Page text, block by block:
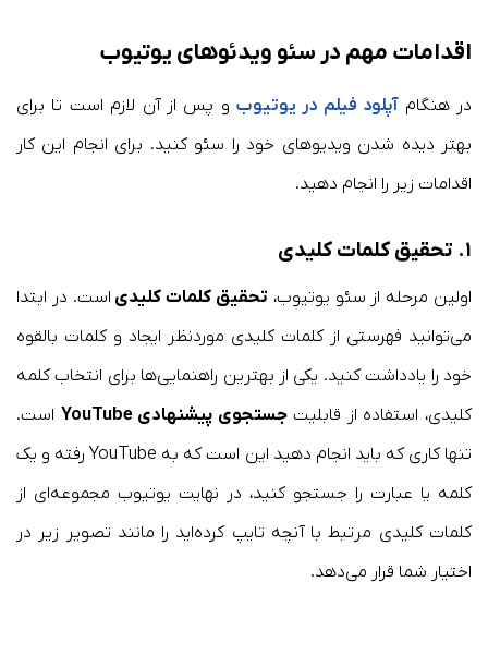
اقدامات مهم در سئو ویدئوهای یوتیوب
در هنگامآپلود فیلم در یوتیوبو پس از آن لازم است تا برای
بهتر دیده شدن ویدیوهای خود را سئو کنید. برای انجام این کار
اقدامات زیر را انجام دهید.
۱. تحقیق کلمات کلید ی
اولین مرحله از سئو یوتیوب، تحقیق کلمات کلیدی است. در ابتدا
می‌توانید فهرستی از کلمات کلیدی موردنظر ایجاد و کلمات بالقوه
خود را یادداشت کنید. یکی از بهترین راهنمایی‌‌ها برای انتخاب کلمه
کلیدی، استفاده از قابلیتجستجوی پیشنهادی YouTube
است.
تنها کاری که باید انجام دهید این است که به YouTube رفته و یک
کلمه یا عبارت را جستجو کنید، در نهایت یوتیوب مجموعه‌ای از
کلمات کلیدی مرتبط با آنچه تایپ کرده‌اید را مانند تصویر زیر در
اختیار شما قرار می‌دهد.